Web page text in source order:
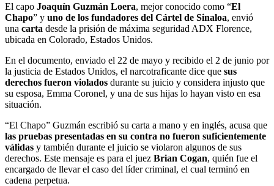
El capo Joaquín Guzmán Loera, mejor conocido como “El
Chapo” y uno de los fundadores del Cártel de Sinaloa, envió
una carta desde la prisión de máxima seguridad ADX Florence,
ubicada en Colorado, Estados Unidos.
En el documento, enviado el 22 de mayo y recibido el 2 de junio por
la justicia de Estados Unidos, el narcotraficante dice que sus
derechos fueron violados durante su juicio y considera injusto que
su esposa, Emma Coronel, y una de sus hijas lo hayan visto en esa
situación.
“El Chapo” Guzmán escribió su carta a mano y en inglés, acusa que
las pruebas presentadas en su contra no fueron suficientemente
válidas y también durante el juicio se violaron algunos de sus
derechos. Este mensaje es para el juez Brian Cogan, quién fue el
encargado de llevar el caso del líder criminal, el cual terminó en
cadena perpetua.